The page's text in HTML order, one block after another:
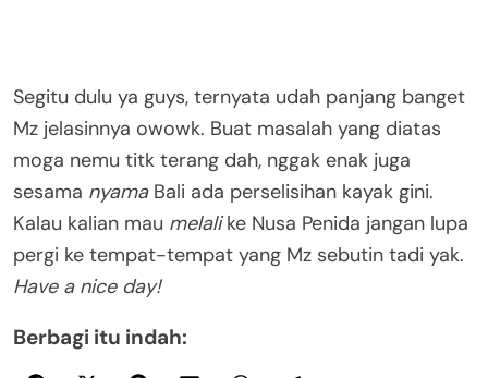
Segitu dulu ya guys, ternyata udah panjang banget
Mz jelasinnya owowk. Buat masalah yang diatas
moga nemu titk terang dah, nggak enak juga
sesama nyamaBali ada perselisihan kayak gini.
Kalau kalian mau melalike Nusa Penida jangan lupa
pergi ke tempat-tempat yang Mz sebutin tadi yak.
Have a nice day!
Berbagi itu indah: